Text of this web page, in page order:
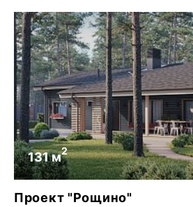
131 м2
Проект "Рощино"